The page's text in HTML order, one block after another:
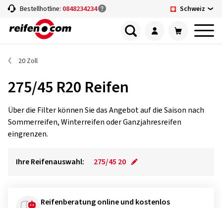
Bestellhotline: 0848234234 Schweiz
20 Zoll
275/45 R20 Reifen
Über die Filter können Sie das Angebot auf die Saison nach
Sommerreifen, Winterreifen oder Ganzjahresreifen
eingrenzen.
Ihre Reifenauswahl: 275/45 20
Reifenberatung online und kostenlos